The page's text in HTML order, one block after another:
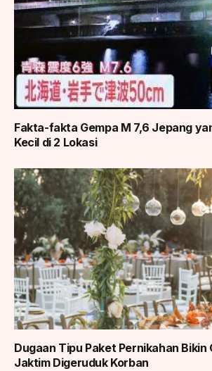
Fakta-fakta Gempa M 7,6 Jepang
Kecil di 2 Lokasi
Dugaan Tipu Paket Pernikahan Bikin
Jaktim Digeruduk Korban